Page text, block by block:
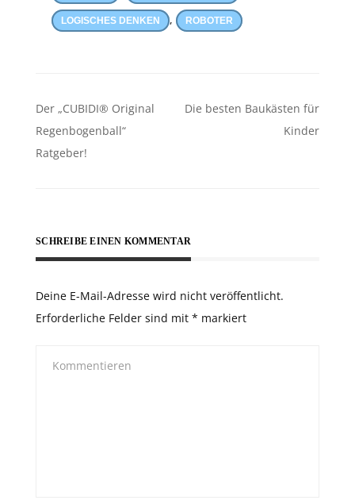
LOGISCHES DENKEN , ROBOTER
Beitragsnavigation
Der „CUBIDI® Original
Regenbogenball“
Ratgeber!
Die besten Baukästen für
Kinder
SCHREIBE EINEN KOMMENTAR
Deine E-Mail-Adresse wird nicht veröffentlicht.
Erforderliche Felder sind mit * markiert